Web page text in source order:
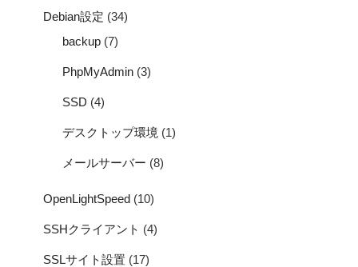
Debian設定 (34)
backup (7)
PhpMyAdmin (3)
SSD (4)
デスクトップ環境 (1)
メールサーバー (8)
OpenLightSpeed (10)
SSHクライアント (4)
SSLサイト設置 (17)